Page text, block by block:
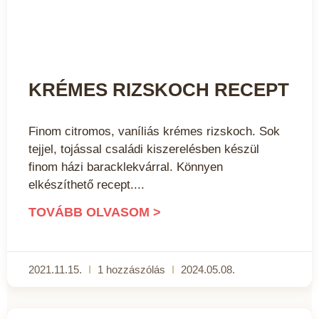
KRÉMES RIZSKOCH RECEPT
Finom citromos, vaníliás krémes rizskoch. Sok
tejjel, tojással családi kiszerelésben készül
finom házi baracklekvárral. Könnyen
elkészíthető recept.
TOVÁBB OLVASOM >
2021.11.15. 1 hozzászólás 2024.05.08.